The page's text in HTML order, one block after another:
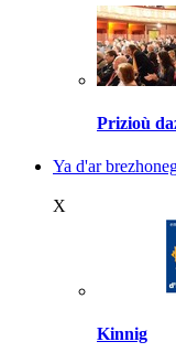
Prizioù
Ya d'ar
X
Kinnig